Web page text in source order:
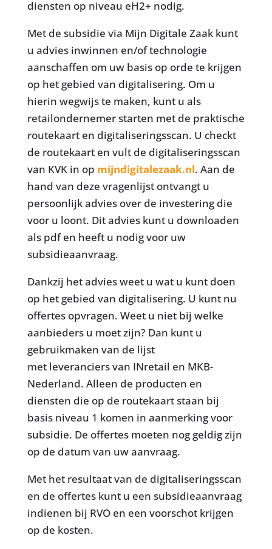
diensten op niveau eH2+ nodig.
Met de subsidie via Mijn Digitale Zaak kunt
u advies inwinnen en/of technologie
aanschaffen om uw basis op orde te krijgen
op het gebied van digitalisering. Om u
hierin wegwijs te maken, kunt u als
retailondernemer starten met de praktische
routekaart en digitaliseringsscan. U checkt
de routekaart en vult de digitaliseringsscan
van KVK in op mijndigitalezaak.nl. Aan de
hand van deze vragenlijst ontvangt u
persoonlijk advies over de investering die
voor u loont. Dit advies kunt u downloaden
als pdf en heeft u nodig voor uw
subsidieaanvraag.
Dankzij het advies weet u wat u kunt doen
op het gebied van digitalisering. U kunt nu
offertes opvragen. Weet u niet bij welke
aanbieders u moet zijn? Dan kunt u
gebruikmaken van de lijst
met leveranciers van INretail en MKB-
Nederland. Alleen de producten en
diensten die op de routekaart staan bij
basis niveau 1 komen in aanmerking voor
subsidie. De offertes moeten nog geldig zijn
op de datum van uw aanvraag.
Met het resultaat van de digitaliseringsscan
en de offertes kunt u een subsidieaanvraag
indienen bij RVO en een voorschot krijgen
op de kosten.